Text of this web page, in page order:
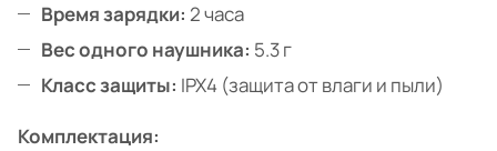
Время зарядки: 2 часа
Вес одного наушника: 5.3 г
Класс защиты: IPX4 (защита от влаги и пыли)
Комплектация: